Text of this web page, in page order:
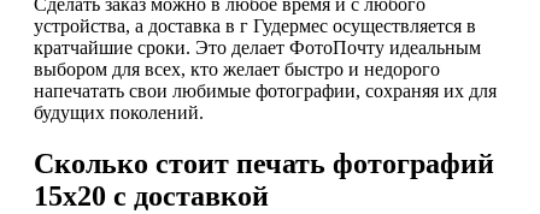
Сделать заказ можно в любое время и с любого
устройства, а доставка в г Гудермес осуществляется в
кратчайшие сроки. Это делает ФотоПочту идеальным
выбором для всех, кто желает быстро и недорого
напечатать свои любимые фотографии, сохраняя их для
будущих поколений.
Сколько стоит печать фотографий
15х20 с доставкой